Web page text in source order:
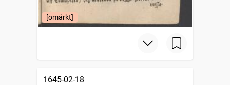
[omärkt]
1645-02-18